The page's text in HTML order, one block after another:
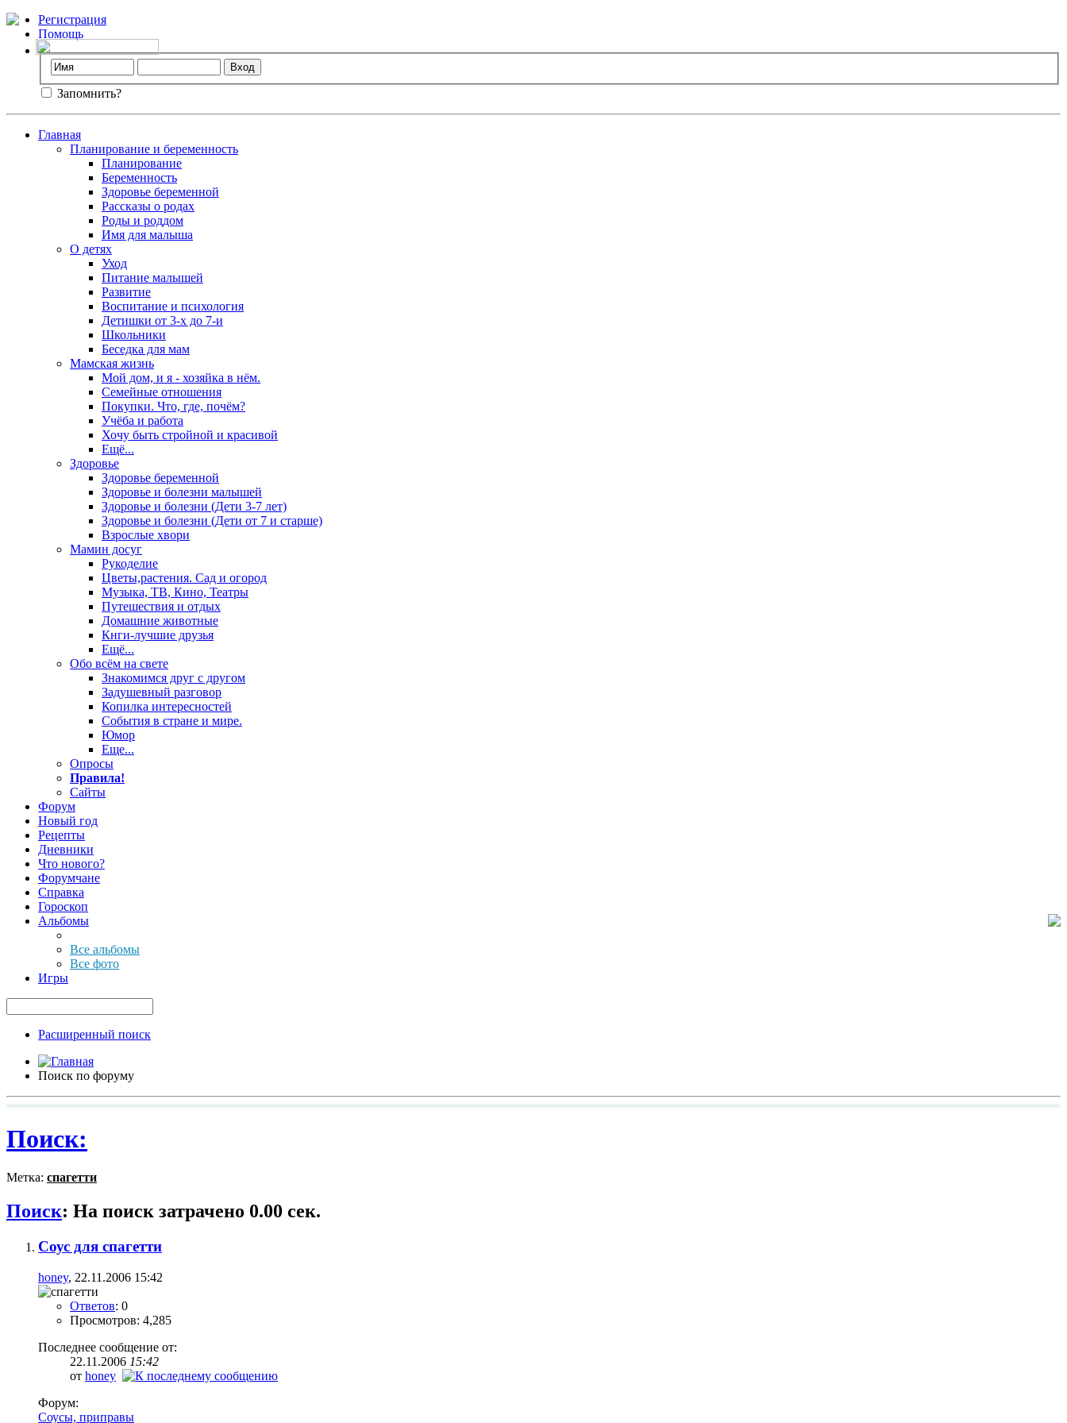
Регистрация
Помощь
Запомнить?
Главная
Планирование и беременность
Планирование
Беременность
Здоровье беременной
Рассказы о родах
Роды и роддом
Имя для малыша
О детях
Уход
Питание малышей
Развитие
Воспитание и психология
Детишки от 3-х до 7-и
Школьники
Беседка для мам
Мамская жизнь
Мой дом, и я - хозяйка в нём.
Семейные отношения
Покупки. Что, где, почём?
Учёба и работа
Хочу быть стройной и красивой
Ещё...
Здоровье
Здоровье беременной
Здоровье и болезни малышей
Здоровье и болезни (Дети 3-7 лет)
Здоровье и болезни (Дети от 7 и старше)
Взрослые хвори
Мамин досуг
Рукоделие
Цветы,растения. Сад и огород
Музыка, ТВ, Кино, Театры
Путешествия и отдых
Домашние животные
Кнги-лучшие друзья
Ещё...
Обо всём на свете
Знакомимся друг с другом
Задушевный разговор
Копилка интересностей
События в стране и мире.
Юмор
Еще...
Опросы
Правила!
Сайты
Форум
Новый год
Рецепты
Дневники
Что нового?
Форумчане
Справка
Гороскоп
Альбомы
Все альбомы
Все фото
Игры
Расширенный поиск
Поиск по форуму
Поиск:
Метка: спагетти
Поиск: На поиск затрачено 0.00 сек.
Соус для спагетти
honey, 22.11.2006 15:42
Ответов: 0
Просмотров: 4,285
Последнее сообщение от:
22.11.2006 15:42
от honey
Форум:
Соусы, приправы